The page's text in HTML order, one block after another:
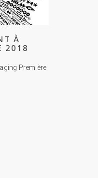
À
2018
Première